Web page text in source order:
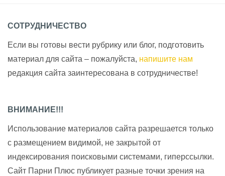
СОТРУДНИЧЕСТВО
Если вы готовы вести рубрику или блог, подготовить
материал для сайта – пожалуйста, напишите нам
редакция сайта заинтересована в сотрудничестве!
ВНИМАНИЕ!!!
Использование материалов сайта разрешается только
с размещением видимой, не закрытой от
индексирования поисковыми системами, гиперссылки.
Сайт Парни Плюс публикует разные точки зрения на